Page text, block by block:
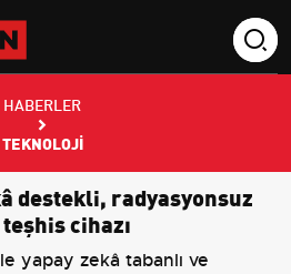
HABERLER
TEKNOLOJI
destekli, radyasyonsuz
cihazı
yapay zekâ tabanlı ve